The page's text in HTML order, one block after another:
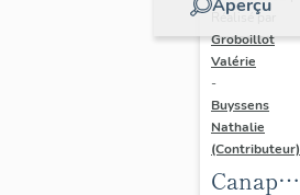
Aperçu
Réalisé par
Groboillot
Valérie
-
Buyssens
Nathalie
(Contributeur)
Canapé